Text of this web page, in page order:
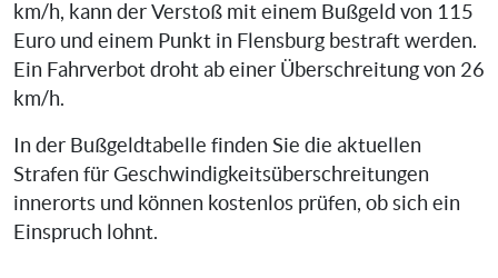
km/h, kann der Verstoß mit einem Bußgeld von 115
Euro und einem Punkt in Flensburg bestraft werden.
Ein Fahrverbot droht ab einer Überschreitung von 26
km/h.
In der Bußgeldtabelle finden Sie die aktuellen
Strafen für Geschwindigkeitsüberschreitungen
innerorts und können kostenlos prüfen, ob sich ein
Einspruch lohnt.